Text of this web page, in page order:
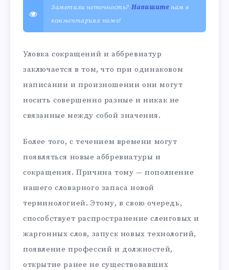
Заметили неточность? Напишитенам в
комментариях ниже!
Уловка сокращений и аббревиатур
заключается в том, что при одинаковом
написании и произношении они могут
носить совершенно разные и никак не
связанные между собой значения.
Более того, с течением времени могут
появляться новые аббревиатуры и
сокращения. Причина тому — пополнение
нашего словарного запаса новой
терминологией. Этому, в свою очередь,
способствует распространение сленговых и
жаргонных слов, запуск новых технологий,
появление профессий и должностей,
открытие ранее не существовавших